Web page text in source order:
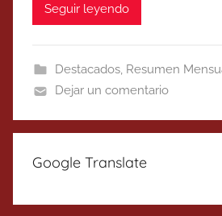
Seguir leyendo
Destacados, Resumen
Dejar un comentario
Google Translate